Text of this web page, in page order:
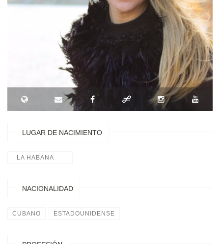
LUGAR DE NACIMIENTO
LA HABANA
NACIONALIDAD
CUBANO ESTADOUNIDENSE